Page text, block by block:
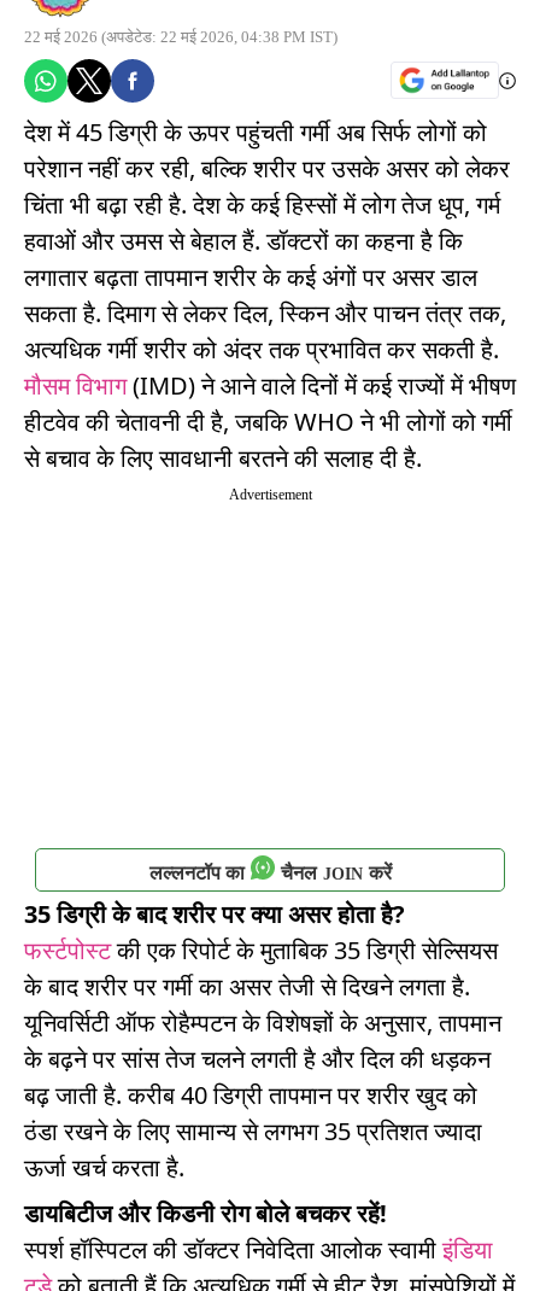
22 मई 2026 (अपडेटेड: 22 मई 2026, 04:38 PM IST)
देश में 45 डिग्री के ऊपर पहुंचती गर्मी अब सिर्फ लोगों को
परेशान नहीं कर रही, बल्कि शरीर पर उसके असर को लेकर
चिंता भी बढ़ा रही है. देश के कई हिस्सों में लोग तेज धूप, गर्म
हवाओं और उमस से बेहाल हैं. डॉक्टरों का कहना है कि
लगातार बढ़ता तापमान शरीर के कई अंगों पर असर डाल
सकता है. दिमाग से लेकर दिल, स्किन और पाचन तंत्र तक,
अत्यधिक गर्मी शरीर को अंदर तक प्रभावित कर सकती है.
मौसम विभाग(IMD) ने आने वाले दिनों में कई राज्यों में भीषण
हीटवेव की चेतावनी दी है, जबकि WHO ने भी लोगों को गर्मी
से बचाव के लिए सावधानी बरतने की सलाह दी है.
Advertisement
लल्लनटॉप का चैनल JOIN करें
35 डिग्री के बाद शरीर पर क्या असर होता है?
फर्स्टपोस्टकी एक रिपोर्ट के मुताबिक 35 डिग्री सेल्सियस
के बाद शरीर पर गर्मी का असर तेजी से दिखने लगता है.
यूनिवर्सिटी ऑफ रोहैम्पटन के विशेषज्ञों के अनुसार, तापमान
के बढ़ने पर सांस तेज चलने लगती है और दिल की धड़कन
बढ़ जाती है. करीब 40 डिग्री तापमान पर शरीर खुद को
ठंडा रखने के लिए सामान्य से लगभग 35 प्रतिशत ज्यादा
ऊर्जा खर्च करता है.
डायबिटीज और किडनी रोग बोले बचकर रहें!
स्पर्श हॉस्पिटल की डॉक्टर निवेदिता आलोक स्वामीइंडिया